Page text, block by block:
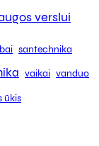
verslui
santechnika
vaikai vanduo
ūkis